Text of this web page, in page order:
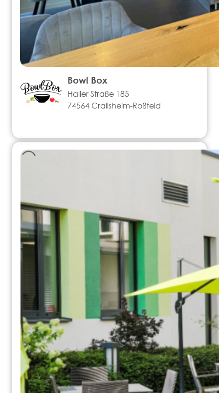
Bowl Box
Haller Straße 185
74564 Crailsheim-Roßfeld